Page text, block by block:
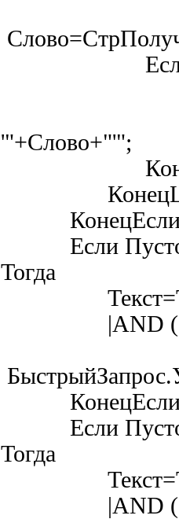
Если
'"+Слово+"'";
Если
Тогда
|AND
Если
Тогда
|AND